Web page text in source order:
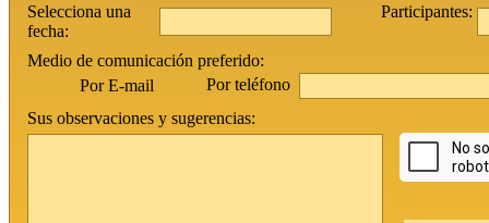
Selecciona una
fecha:
Participantes:
Medio de comunicación preferido:
Por E-mail
Por teléfono
Sus observaciones y sugerencias: